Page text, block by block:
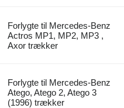
Forlygte til Mercedes-Benz
Actros MP1, MP2, MP3 ,
Axor trækker
Forlygte til Mercedes-Benz
Atego, Atego 2, Atego 3
(1996) trækker